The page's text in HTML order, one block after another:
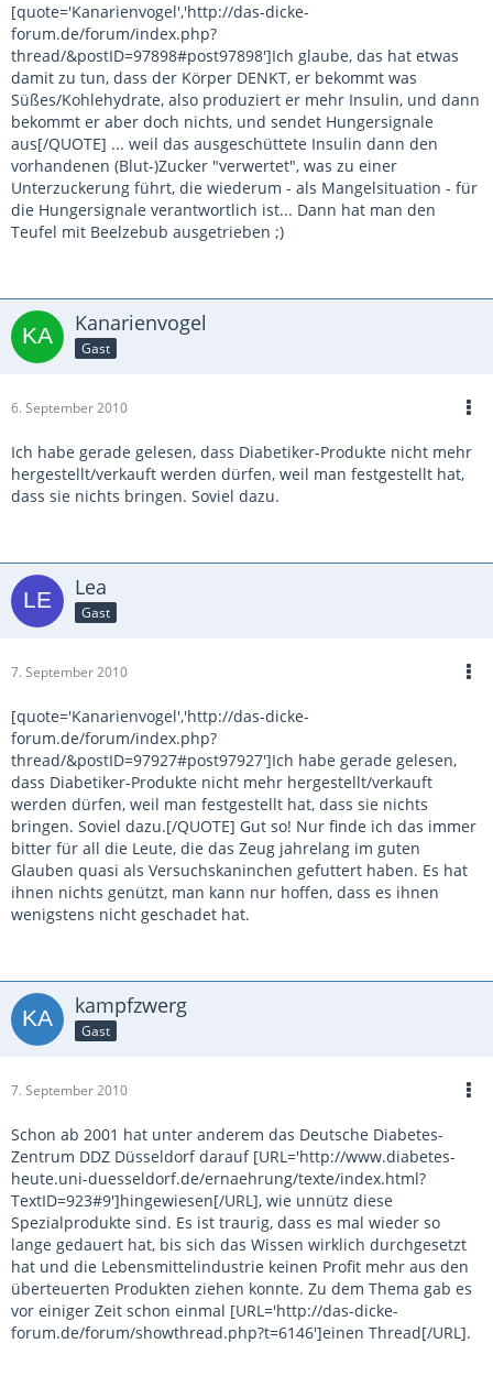
[quote='Kanarienvogel','http://das-dicke-
forum.de/forum/index.php?
thread/&postID=97898#post97898']Ich glaube, das hat etwas
damit zu tun, dass der Körper DENKT, er bekommt was
Süßes/Kohlehydrate, also produziert er mehr Insulin, und dann
bekommt er aber doch nichts, und sendet Hungersignale
aus[/QUOTE] ... weil das ausgeschüttete Insulin dann den
vorhandenen (Blut-)Zucker "verwertet", was zu einer
Unterzuckerung führt, die wiederum - als Mangelsituation - für
die Hungersignale verantwortlich ist... Dann hat man den
Teufel mit Beelzebub ausgetrieben ;)
Kanarienvogel
Gast
6. September 2010
Ich habe gerade gelesen, dass Diabetiker-Produkte nicht mehr
hergestellt/verkauft werden dürfen, weil man festgestellt hat,
dass sie nichts bringen. Soviel dazu.
Lea
Gast
7. September 2010
[quote='Kanarienvogel','http://das-dicke-
forum.de/forum/index.php?
thread/&postID=97927#post97927']Ich habe gerade gelesen,
dass Diabetiker-Produkte nicht mehr hergestellt/verkauft
werden dürfen, weil man festgestellt hat, dass sie nichts
bringen. Soviel dazu.[/QUOTE] Gut so! Nur finde ich das immer
bitter für all die Leute, die das Zeug jahrelang im guten
Glauben quasi als Versuchskaninchen gefuttert haben. Es hat
ihnen nichts genützt, man kann nur hoffen, dass es ihnen
wenigstens nicht geschadet hat.
kampfzwerg
Gast
7. September 2010
Schon ab 2001 hat unter anderem das Deutsche Diabetes-
Zentrum DDZ Düsseldorf darauf [URL='http://www.diabetes-
heute.uni-duesseldorf.de/ernaehrung/texte/index.html?
TextID=923#9']hingewiesen[/URL], wie unnütz diese
Spezialprodukte sind. Es ist traurig, dass es mal wieder so
lange gedauert hat, bis sich das Wissen wirklich durchgesetzt
hat und die Lebensmittelindustrie keinen Profit mehr aus den
überteuerten Produkten ziehen konnte. Zu dem Thema gab es
vor einiger Zeit schon einmal [URL='http://das-dicke-
forum.de/forum/showthread.php?t=6146']einen Thread[/URL].